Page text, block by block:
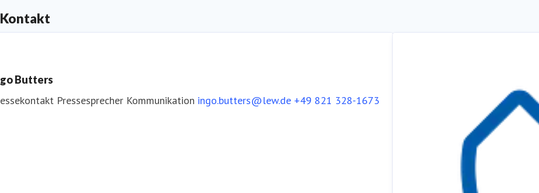
Kontakt
Butters
Pressesprecher Kommunikation ingo.butters@lew.de +49 821 328-1673